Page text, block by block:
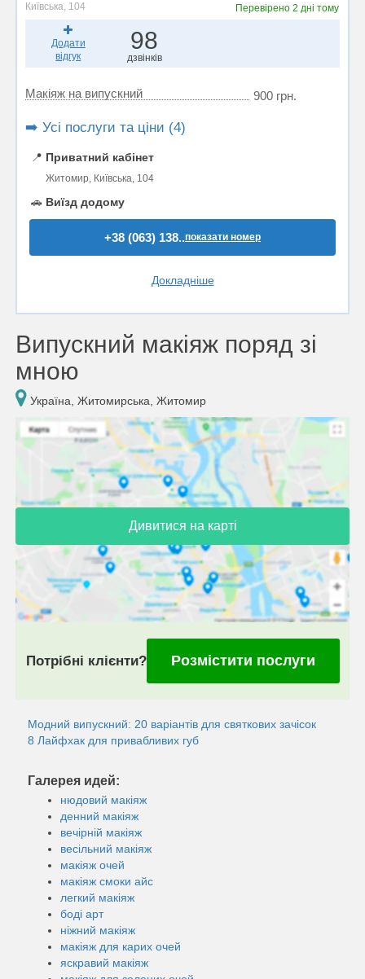
Київська, 104 Перевірено2 дні тому
Додати
відгук
98
дзвінків
Макіяж на випускний 900 грн.
➡️ Усі послуги та ціни (4)
📍 Приватний кабінет
Житомир, Київська, 104
🚗 Виїзд додому
+38 (063) 138..показати номер
Докладніше
Випускний макіяж поряд зі
мною
Україна, Житомирська, Житомир
Дивитися на карті
Потрібні клієнти? Розмістити послуги
Модний випускний: 20 варіантів для святкових зачісок
8 Лайфхак для привабливих губ
Галерея идей:
нюдовий макіяж
денний макіяж
вечірній макіяж
весільний макіяж
макіяж очей
макіяж смоки айс
легкий макіяж
боді арт
ніжний макіяж
макіяж для карих очей
яскравий макіяж